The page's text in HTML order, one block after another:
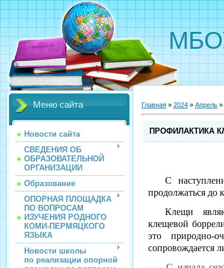
Меню сайта
Новости сайта
СВЕДЕНИЯ ОБ
ОБРАЗОВАТЕЛЬНОЙ
ОРГАНИЗАЦИИ
Образование
ОПОРНАЯ ПЛОЩАДКА
ПО ВОПРОСАМ
ИЗУЧЕНИЯ РОДНОГО
КОМИ-ПЕРМЯЦКОГО
ЯЗЫКА
Новости школы
по реализации опорной
Главная » 2024 » Апрель »
ПРОФИЛАКТИКА
С
продолжаться до
Клещи
клещевой
это природно-
сопровождается